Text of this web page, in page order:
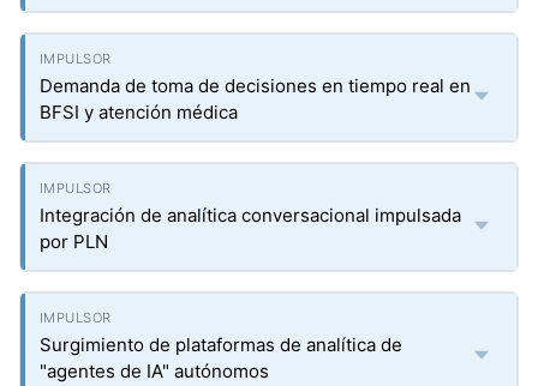
Demanda de toma de decisiones en tiempo real en
BFSI y atención médica
Integración de analítica conversacional impulsada
por PLN
Surgimiento de plataformas de analítica de
"agentes de IA" autónomos